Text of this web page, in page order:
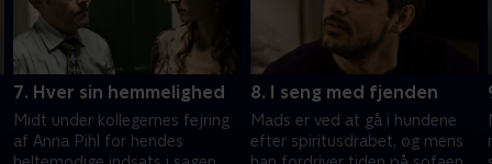
7. Hver sin hemmelighed
Midt under kollegernes fejring
af Anna Pihl for hendes
8. I seng med fjenden
Mads er ved at gå i hundene
efter spiritusdrabet, og mens